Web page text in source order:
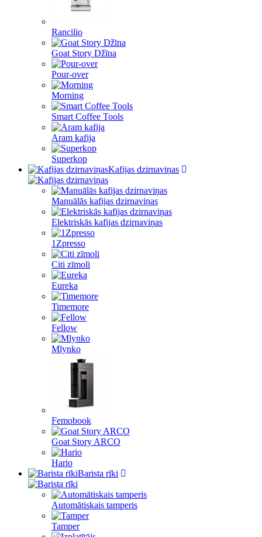
Rancilio
Goat Story Džīna
Pour-over
Morning
Smart Coffee Tools
Aram kafija
Superkop
Kafijas dzirnaviņas
Manuālās kafijas dzirnaviņas
Elektriskās kafijas dzirnaviņas
1Zpresso
Citi zīmoli
Eureka
Timemore
Fellow
Mlynko
Femobook
Goat Story ARCO
Hario
Barista rīki
Automātiskais tamperis
Tamper